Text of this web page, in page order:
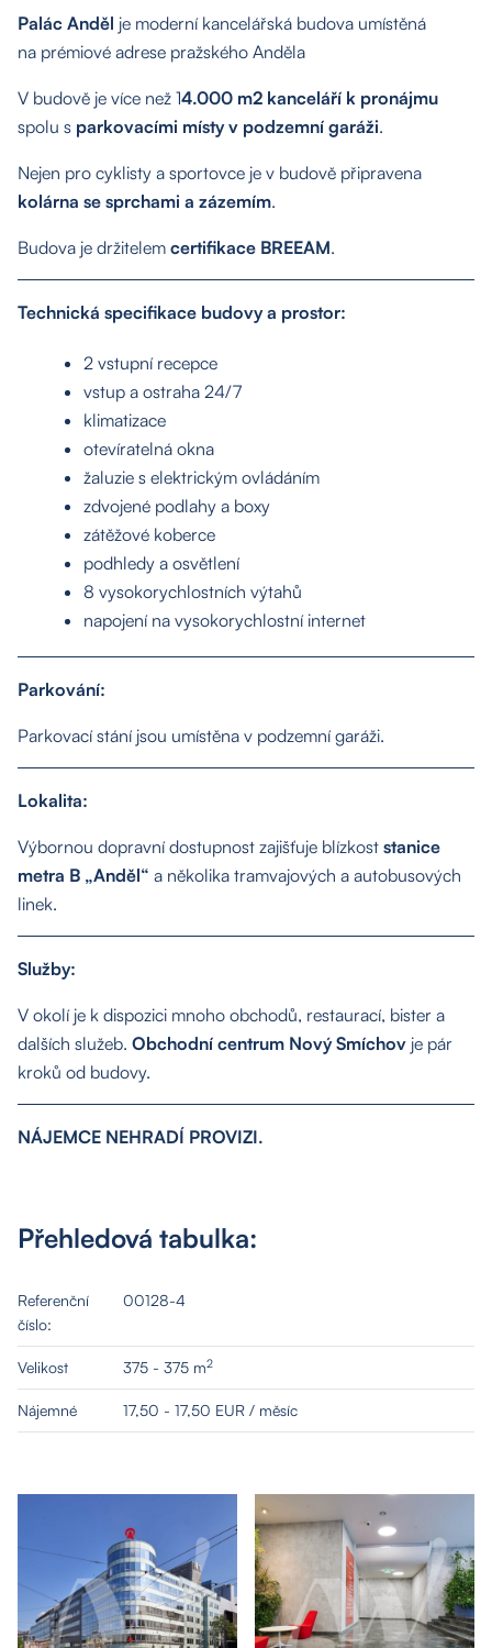
O nás
Nemovitosti
Služby
Palác Anděl je moderní kancelářská budova umístěná
na prémiové adrese pražského Anděla
V budově je více než 14.000 m2 kanceláří k pronájmu
spolu s parkovacími místy v podzemní garáži.
Nejen pro cyklisty a sportovce je v budově připravena
kolárna se sprchami a zázemím.
Budova je držitelem certifikace BREEAM.
Technická specifikace budovy a prostor:
2 vstupní recepce
vstup a ostraha 24/7
klimatizace
otevíratelná okna
žaluzie s elektrickým ovládáním
zdvojené podlahy a boxy
zátěžové koberce
podhledy a osvětlení
8 vysokorychlostních výtahů
napojení na vysokorychlostní internet
Parkování:
Parkovací stání jsou umístěna v podzemní garáži.
Lokalita:
Výbornou dopravní dostupnost zajišťuje blízkost stanice
metra B „Anděl“ a několika tramvajových a autobusových
linek.
Služby:
V okolí je k dispozici mnoho obchodů, restaurací, bister a
dalších služeb. Obchodní centrum Nový Smíchov je pár
kroků od budovy.
NÁJEMCE NEHRADÍ PROVIZI.
Přehledová tabulka:
Referenční
číslo:
00128-4
Velikost 375 - 375 m2
Nájemné 17,50 - 17,50 EUR / měsíc